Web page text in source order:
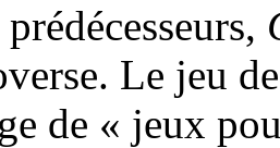
Le jeu
de « jeux